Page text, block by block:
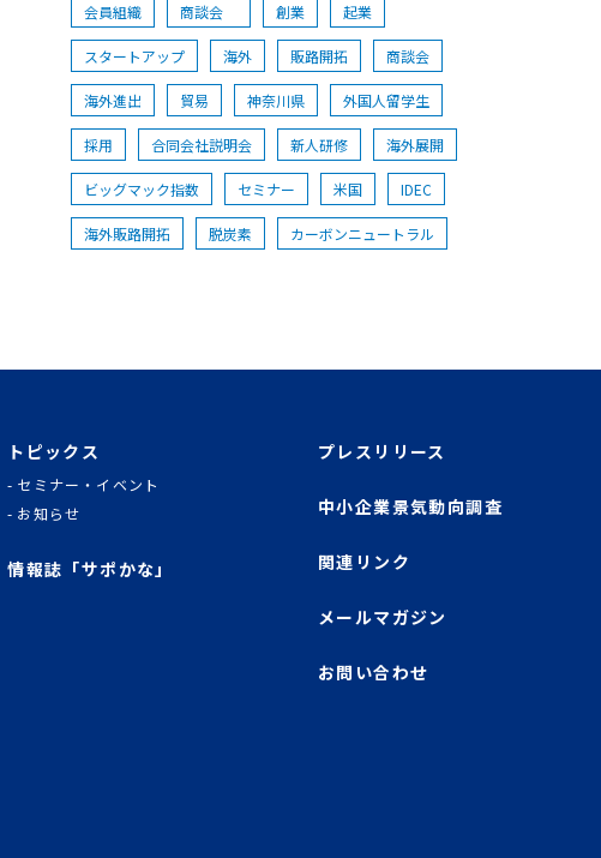
会員組織 商談会 創業 起業
スタートアップ 海外 販路開拓 商談会
海外進出 貿易 神奈川県 外国人留学生
採用 合同会社説明会 新人研修 海外展開
ビッグマック指数 セミナー 米国 IDEC
海外販路開拓 脱炭素 カーボンニュートラル
トピックス
セミナー・イベント
お知らせ
情報誌「サポかな」
プレスリリース
中小企業景気動向調査
関連リンク
メールマガジン
お問い合わせ